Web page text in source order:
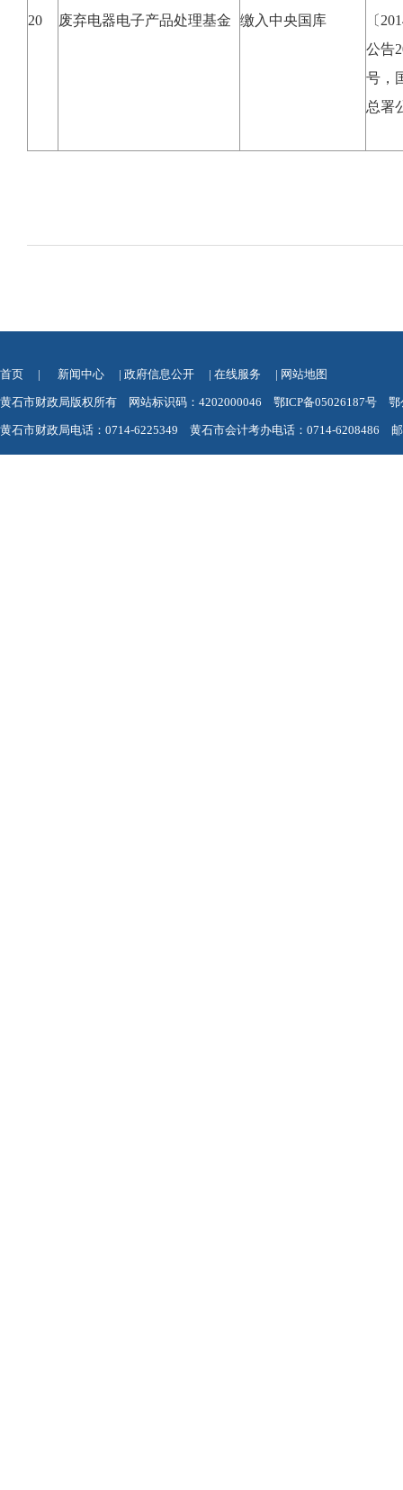
20 废弃电器电子产品处理基金 缴入中央国库
〔
公告
号，
总署
首页 | 新闻中心 | 政府信息公开 | 在线服务 | 网站地图
黄石市财政局版权所有 网站标识码：4202000046 鄂ICP备05026187号 鄂
黄石市财政局电话：0714-6225349 黄石市会计考办电话：0714-6208486